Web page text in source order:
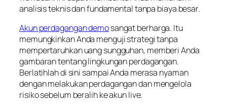
analisis teknis dan fundamental tanpa biaya besar.
Akun perdagangan demosangat berharga. Itu
memungkinkan Anda menguji strategi tanpa
mempertaruhkan uang sungguhan, memberi Anda
gambaran tentang lingkungan perdagangan.
Berlatihlah di sini sampai Anda merasa nyaman
dengan melakukan perdagangan dan mengelola
risiko sebelum beralih ke akun live.